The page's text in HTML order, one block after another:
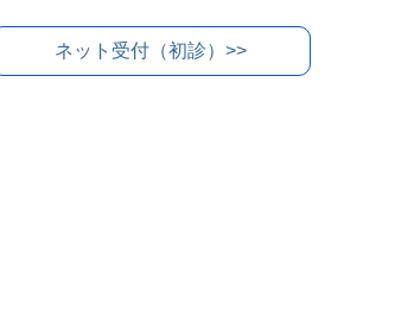
ネット受付（初診）>>